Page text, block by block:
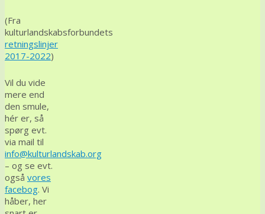
(Fra
kulturlandskabsforbundets
retningslinjer
2017-2022)
Vil du vide
mere end
den smule,
hér er, så
spørg evt.
via mail til
info@kulturlandskab.org
– og se evt.
også vores
facebog. Vi
håber, her